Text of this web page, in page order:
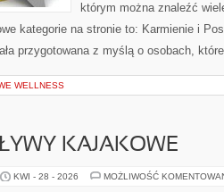
którym można znaleźć
kategorie na stronie to: Karmienie i
przygotowana z myślą o osobach,
WELLNESS
KAJAKOWE
KWI - 28 - 2026 MOŻLIWOŚĆ